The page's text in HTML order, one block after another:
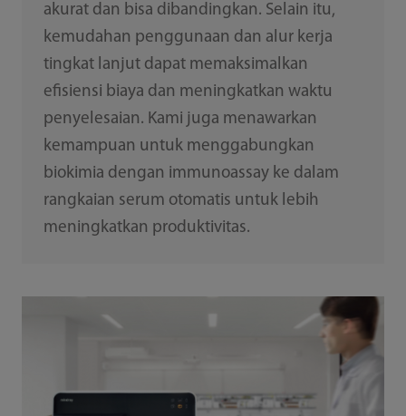
akurat dan bisa dibandingkan. Selain itu,
kemudahan penggunaan dan alur kerja
tingkat lanjut dapat memaksimalkan
efisiensi biaya dan meningkatkan waktu
penyelesaian. Kami juga menawarkan
kemampuan untuk menggabungkan
biokimia dengan immunoassay ke dalam
rangkaian serum otomatis untuk lebih
meningkatkan produktivitas.